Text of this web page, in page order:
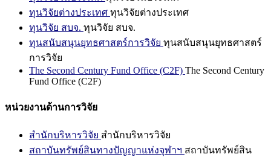
ทุนวิจัยต่างประเทศ ทุนวิจัยต่างประเทศ
ทุนวิจัย สบจ. ทุนวิจัย สบจ.
ทุนสนับสนุนยุทธศาสตร์การวิจัย ทุนสนับสนุนยุทธศาสตร์
การวิจัย
The Second Century Fund Office (C2F) The Second Century
Fund Office (C2F)
หน่วยงานด้านการวิจัย
สำนักบริหารวิจัย สำนักบริหารวิจัย
สถาบันทรัพย์สินทางปัญญาแห่งจุฬาฯ สถาบันทรัพย์สิน